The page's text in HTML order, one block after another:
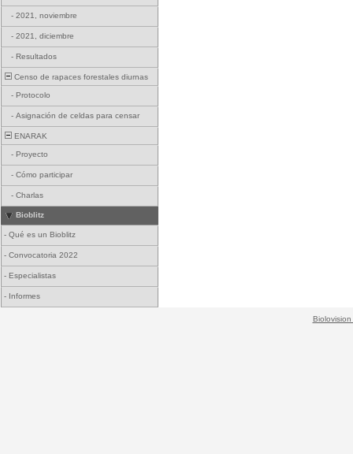
- 2021, noviembre
- 2021, diciembre
- Resultados
Censo de rapaces forestales diurnas
- Protocolo
- Asignación de celdas para censar
ENARAK
- Proyecto
- Cómo participar
- Charlas
Bioblitz
- Qué es un Bioblitz
- Convocatoria 2022
- Especialistas
- Informes
Biolovision